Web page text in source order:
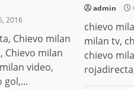
2016
Chievo milan
Chievo milan
video,
gol,...
admin
chievo
milan tv,
chievo